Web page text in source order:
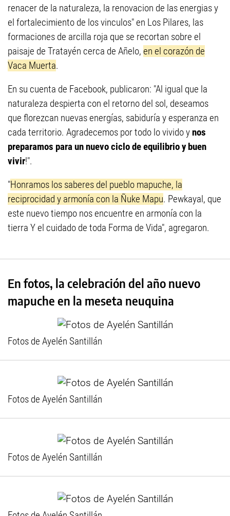
renacer de la naturaleza, la renovacion de las energias y
el fortalecimiento de los vinculos" en Los Pilares, las
formaciones de arcilla roja que se recortan sobre el
paisaje de Tratayén cerca de Añelo, en el corazón de
Vaca Muerta.
En su cuenta de Facebook, publicaron: "Al igual que la
naturaleza despierta con el retorno del sol, deseamos
que florezcan nuevas energías, sabiduría y esperanza en
cada territorio. Agradecemos por todo lo vivido ynos
preparamos para un nuevo ciclo de equilibrio y buen
vivir!".
"Honramos los saberes del pueblo mapuche, la
reciprocidad y armonía con la Ñuke Mapu. Pewkayal, que
este nuevo tiempo nos encuentre en armonía con la
tierra Y el cuidado de toda Forma de Vida", agregaron.
En fotos, la celebración del año nuevo
mapuche en la meseta neuquina
Fotos de Ayelén Santillán
Fotos de Ayelén Santillán
Fotos de Ayelén Santillán